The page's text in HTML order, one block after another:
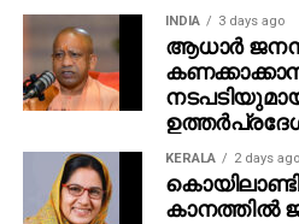
പേയ്‌മെന്റുകളില്‍
കര്‍ശനസുരക്ഷാ സംവിധാനം
മുന്‍പ് നിര്‍ദേശിച്ചതുപോലെ
ഫേഷ്യല്‍ റെക്കഗ്‌നിഷന്‍
നടപടികളിലേക്ക് രാജ്യത്ത്
പുതിയ മാര്‍ഗനിര്‍ദേശം
INDIA 3 days ago
ആധാർ
KERALA 2 days ago
കാനത്തില്‍